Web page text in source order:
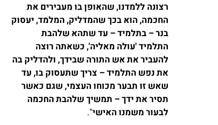
רצונה ללמדנו, שהאופן בו מעבירים את
החכמה, הוא בכך שהמדליק, המלמד, יעסוק
בנר – בתלמיד – עד שתהא שלהבת
התלמיד 'עולה מאליה', כשאתה רוצה
להעביר את אש התורה שבידך, ולהדליק בה
את נפש התלמיד – צריך שתעסוק בו, עד
שאש זו תבער מכוחו העצמי, שגם כאשר
תסיר את ידך – תמשיך שלהבת החכמה
לבעור משמנו האישי".